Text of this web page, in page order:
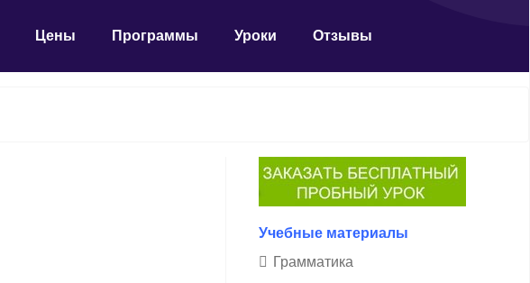
Цены Программы Уроки Отзывы
Учебные материалы
Грамматика